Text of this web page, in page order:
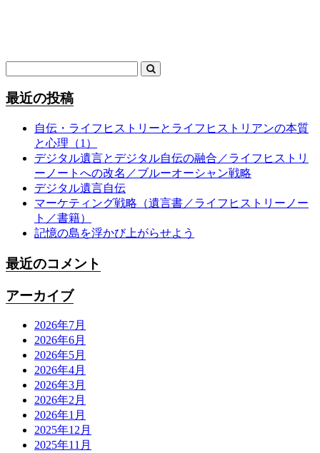
最近の投稿
自伝・ライフヒストリーとライフヒストリアンの本質
と心理（1）
デジタル遺言とデジタル自伝の融合／ライフヒストリ
ーノートへの改名／ブルーオーシャン戦略
デジタル遺言自伝
マーケティング戦略（遺言書／ライフヒストリーノー
ト／書籍）
記憶の島を浮かび上がらせよう
最近のコメント
アーカイブ
2026年7月
2026年6月
2026年5月
2026年4月
2026年3月
2026年2月
2026年1月
2025年12月
2025年11月